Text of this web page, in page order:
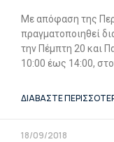
Με απόφαση της
πραγματοποιηθεί
την Πέμπτη 20 και
10:00 έως 14:00,
ΔΙΑΒΑΣΤΕ
18/09/2018